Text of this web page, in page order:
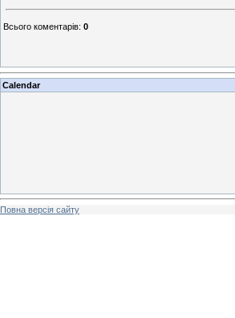
Всього коментарів: 0
Calendar
Повна версія сайту